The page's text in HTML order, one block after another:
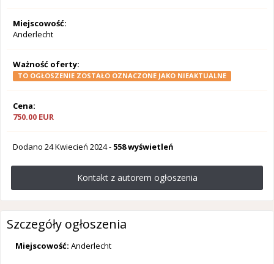
Miejscowość:
Anderlecht
Ważność oferty:
TO OGŁOSZENIE ZOSTAŁO OZNACZONE JAKO NIEAKTUALNE
Cena:
750.00 EUR
Dodano 24 Kwiecień 2024- 558 wyświetleń
Kontakt z autorem ogłoszenia
Szczegóły ogłoszenia
Miejscowość: Anderlecht